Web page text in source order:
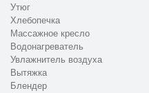
Утюг
Хлебопечка
Массажное кресло
Водонагреватель
Увлажнитель воздуха
Вытяжка
Блендер